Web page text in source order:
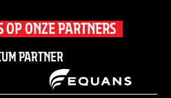
OP ONZE PARTNERS
partner